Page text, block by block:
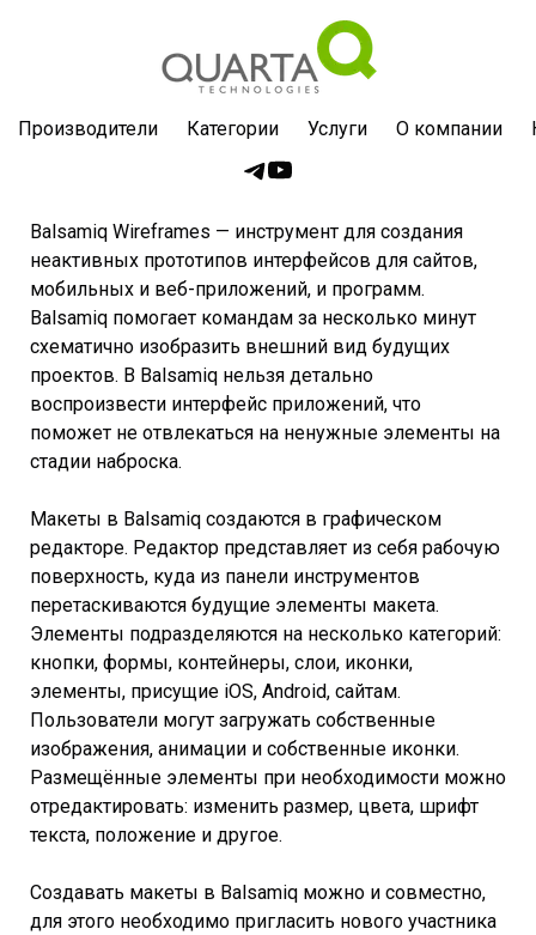
Производители Категории Услуги О компании
Balsamiq Wireframes — инструмент для создания
неактивных прототипов интерфейсов для сайтов,
мобильных и веб-приложений, и программ.
Balsamiq помогает командам за несколько минут
схематично изобразить внешний вид будущих
проектов. В Balsamiq нельзя детально
воспроизвести интерфейс приложений, что
поможет не отвлекаться на ненужные элементы на
стадии наброска.
Макеты в Balsamiq создаются в графическом
редакторе. Редактор представляет из себя рабочую
поверхность, куда из панели инструментов
перетаскиваются будущие элементы макета.
Элементы подразделяются на несколько категорий:
кнопки, формы, контейнеры, слои, иконки,
элементы, присущие iOS, Android, сайтам.
Пользователи могут загружать собственные
изображения, анимации и собственные иконки.
Размещённые элементы при необходимости можно
отредактировать: изменить размер, цвета, шрифт
текста, положение и другое.
Создавать макеты в Balsamiq можно и совместно,
для этого необходимо пригласить нового участника